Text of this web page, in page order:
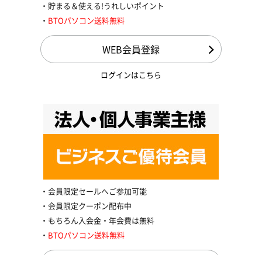
貯まる＆使える!うれしいポイント
BTOパソコン送料無料
WEB会員登録
ログインはこちら
会員限定セールへご参加可能
会員限定クーポン配布中
もちろん入会金・年会費は無料
BTOパソコン送料無料